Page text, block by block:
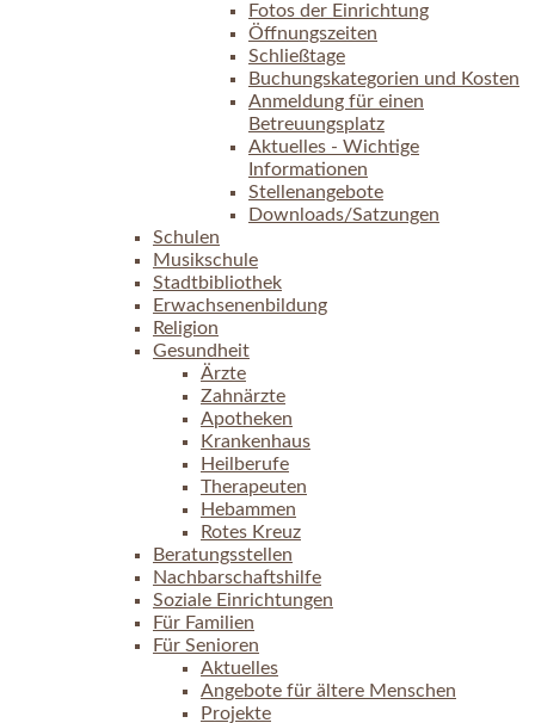
Fotos der Einrichtung
Öffnungszeiten
Schließtage
Buchungskategorien und Kosten
Anmeldung für einen
Betreuungsplatz
Aktuelles - Wichtige
Informationen
Stellenangebote
Downloads/Satzungen
Schulen
Musikschule
Stadtbibliothek
Erwachsenenbildung
Religion
Gesundheit
Ärzte
Zahnärzte
Apotheken
Krankenhaus
Heilberufe
Therapeuten
Hebammen
Rotes Kreuz
Beratungsstellen
Nachbarschaftshilfe
Soziale Einrichtungen
Für Familien
Für Senioren
Aktuelles
Angebote für ältere Menschen
Projekte